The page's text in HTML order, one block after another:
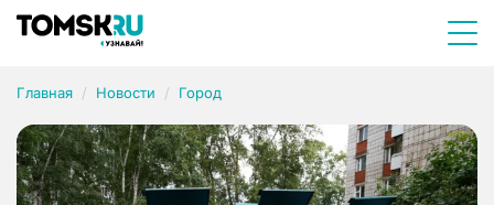
Главная Новости Город